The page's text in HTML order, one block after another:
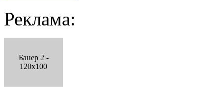
Реклама:
Банер 2 -
120x100